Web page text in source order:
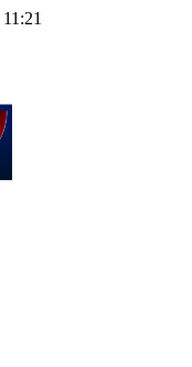
11:21